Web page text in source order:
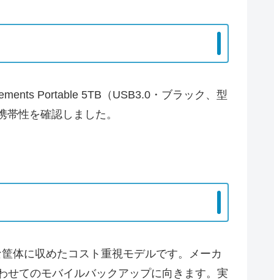
Portable 5TB（USB3.0・ブラック、型
性を確認しました。
体に収めたコスト重視モデルです。メーカ
せてのモバイルバックアップに向きます。実